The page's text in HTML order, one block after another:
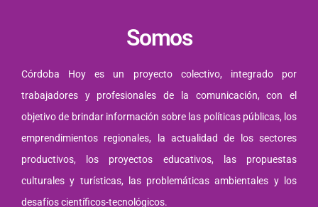
Somos
Córdoba Hoy es un proyecto colectivo, integrado por
trabajadores y profesionales de la comunicación, con el
objetivo de brindar información sobre las políticas públicas, los
emprendimientos regionales, la actualidad de los sectores
productivos, los proyectos educativos, las propuestas
culturales y turísticas, las problemáticas ambientales y los
desafíos científicos-tecnológicos.